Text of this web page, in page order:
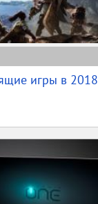
игры в 2018